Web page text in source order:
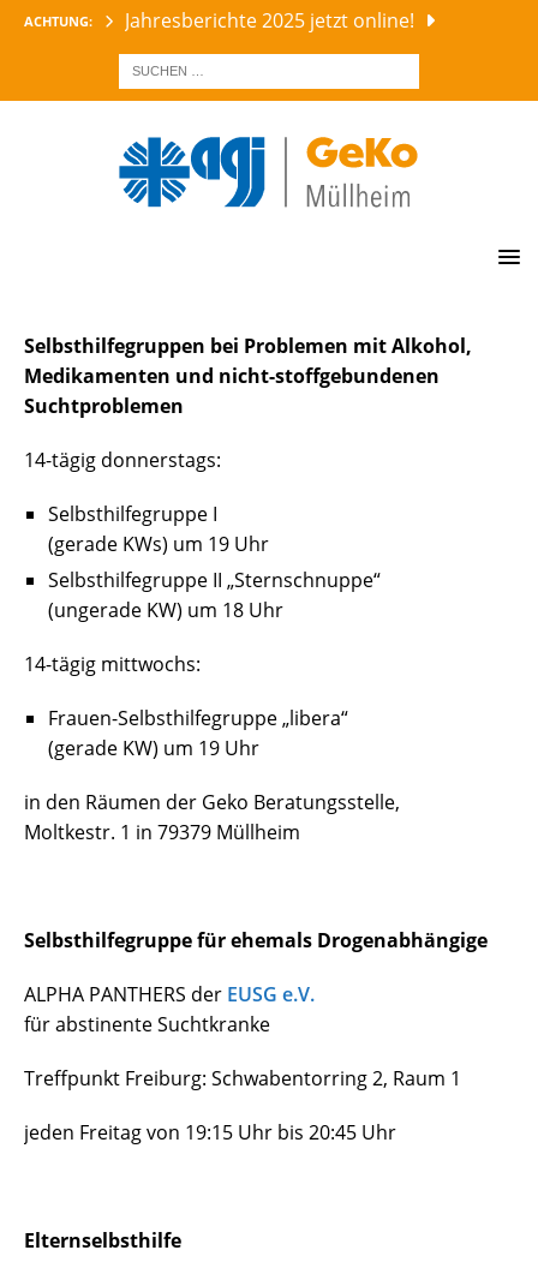
ACHTUNG:
Jahresberichte 2025 jetzt online!
AKTUELLES GEKO
Selbsthilfegruppen bei Problemen mit Alkohol,
Medikamenten und nicht-stoffgebundenen
Suchtproblemen
14-tägig donnerstags:
Selbsthilfegruppe I
(gerade KWs) um 19 Uhr
Selbsthilfegruppe II „Sternschnuppe“
(ungerade KW) um 18 Uhr
14-tägig mittwochs:
Frauen-Selbsthilfegruppe „libera“
(gerade KW) um 19 Uhr
in den Räumen der Geko Beratungsstelle,
Moltkestr. 1 in 79379 Müllheim
Selbsthilfegruppe für ehemals Drogenabhängige
ALPHA PANTHERS der EUSG e.V.
für abstinente Suchtkranke
Treffpunkt Freiburg: Schwabentorring 2, Raum 1
jeden Freitag von 19:15 Uhr bis 20:45 Uhr
Elternselbsthilfe